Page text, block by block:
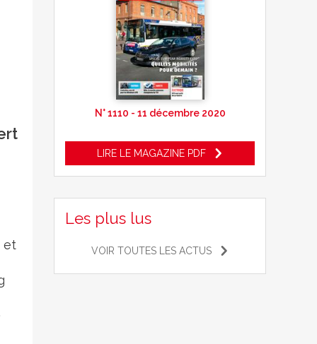
et
N° 1110 - 11 décembre 2020
LIRE LE MAGAZINE PDF
Les plus lus
VOIR TOUTES LES ACTUS